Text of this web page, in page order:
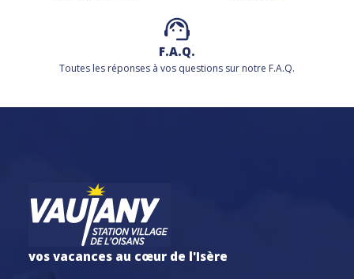
F.A.Q.
Toutes les réponses à vos questions sur notre F.A.Q.
vos vacances au cœur de l'Isère